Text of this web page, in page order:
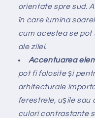
orientate spre sud.
în care lumina
cum acestea se pot
ale zilei.
Accentuarea
pot fi folosite și
arhitecturale
ferestrele, ușile sau
culori contrastante